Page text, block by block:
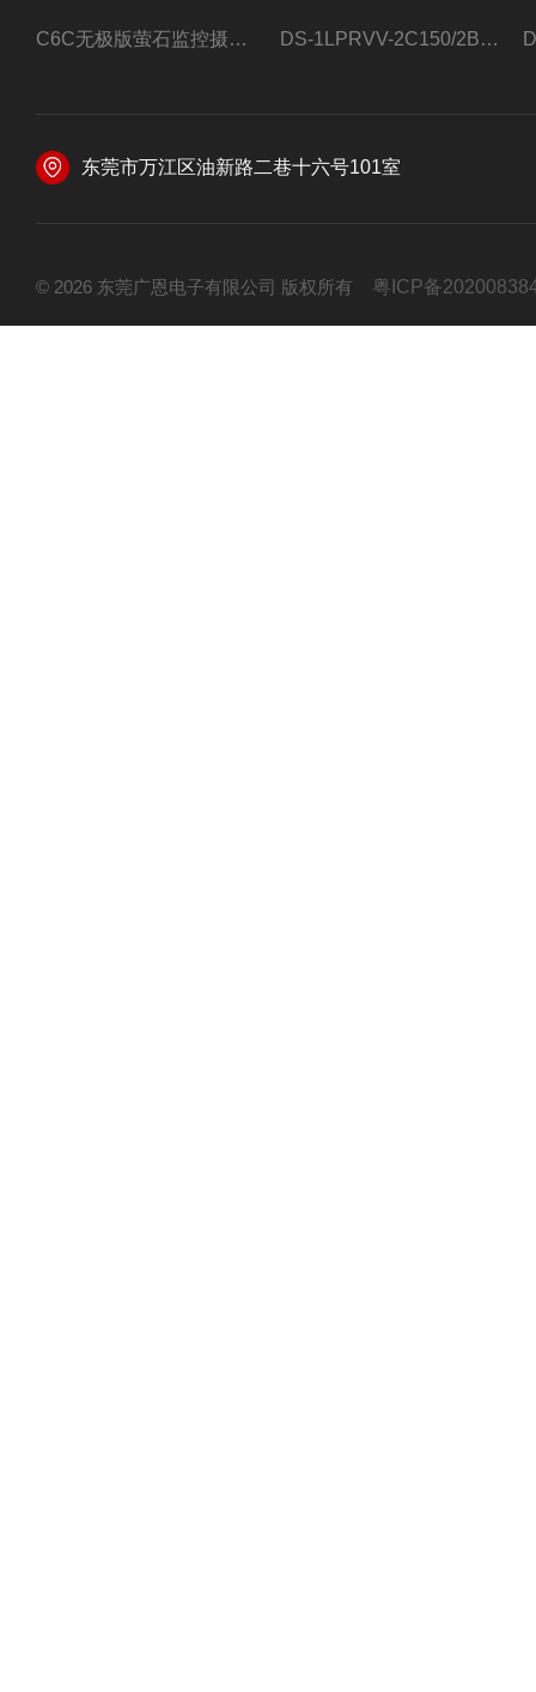
C6C无极版萤石监控摄像头 DS-1LPRVV-2C150/2B监控室外夜视高清电源线护套线200米/卷
东莞市万江区油新路二巷十六号101室
© 2026 东莞广恩电子有限公司 版权所有 粤ICP备